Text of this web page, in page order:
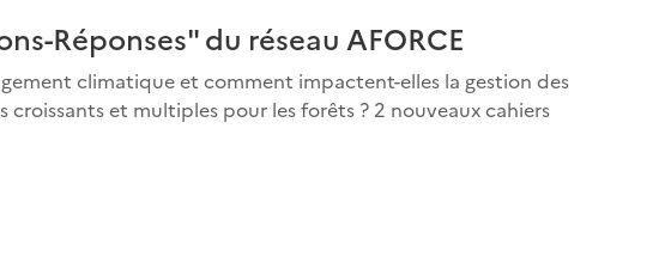
Réponses" du réseau AFORCE
climatique et comment impactent-elles la gestion des
et multiples pour les forêts ? 2 nouveaux cahiers